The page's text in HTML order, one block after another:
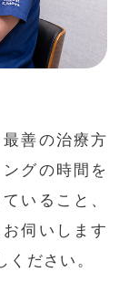
善の治療方
グの時間を
いること、
伺いします
ださい。